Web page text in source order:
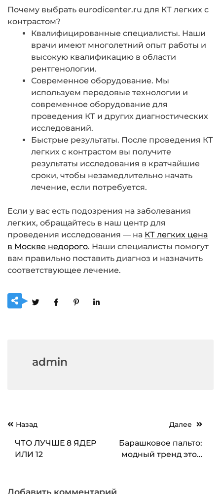
Почему выбрать eurodicenter.ru для КТ легких с
контрастом?
Квалифицированные специалисты. Наши
врачи имеют многолетний опыт работы и
высокую квалификацию в области
рентгенологии.
Современное оборудование. Мы
используем передовые технологии и
современное оборудование для
проведения КТ и других диагностических
исследований.
Быстрые результаты. После проведения КТ
легких с контрастом вы получите
результаты исследования в кратчайшие
сроки, чтобы незамедлительно начать
лечение, если потребуется.
Если у вас есть подозрения на заболевания
легких, обращайтесь в наш центр для
проведения исследования — на КТ легких цена
в Москве недорого. Наши специалисты помогут
вам правильно поставить диагноз и назначить
соответствующее лечение.
admin
Навигация
записям
Назад
ЧТО ЛУЧШЕ 8 ЯДЕР
ИЛИ 12
Далее
Барашковое пальто:
модный тренд этой